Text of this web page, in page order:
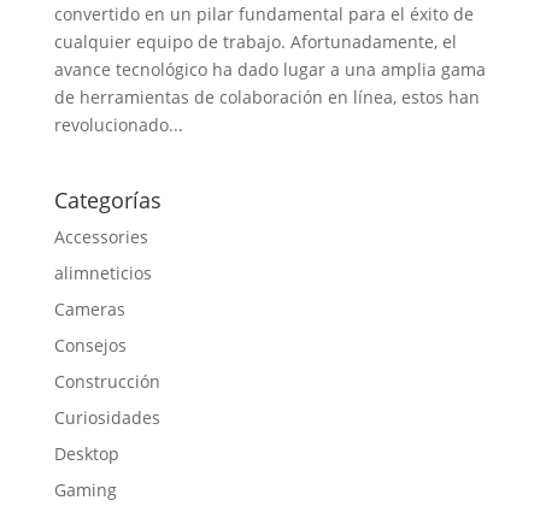
convertido en un pilar fundamental para el éxito de
cualquier equipo de trabajo. Afortunadamente, el
avance tecnológico ha dado lugar a una amplia gama
de herramientas de colaboración en línea, estos han
revolucionado...
Categorías
Accessories
alimneticios
Cameras
Consejos
Construcción
Curiosidades
Desktop
Gaming